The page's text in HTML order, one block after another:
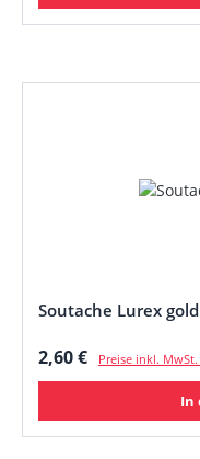
Soutache Lurex
Regulärer Preis:
2,60 € Preise inkl.
In